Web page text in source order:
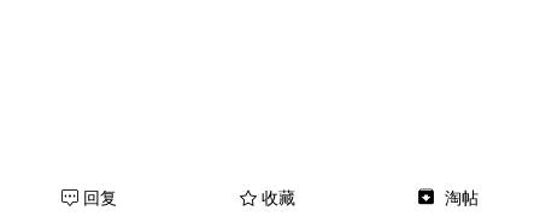
回复 收藏 淘帖